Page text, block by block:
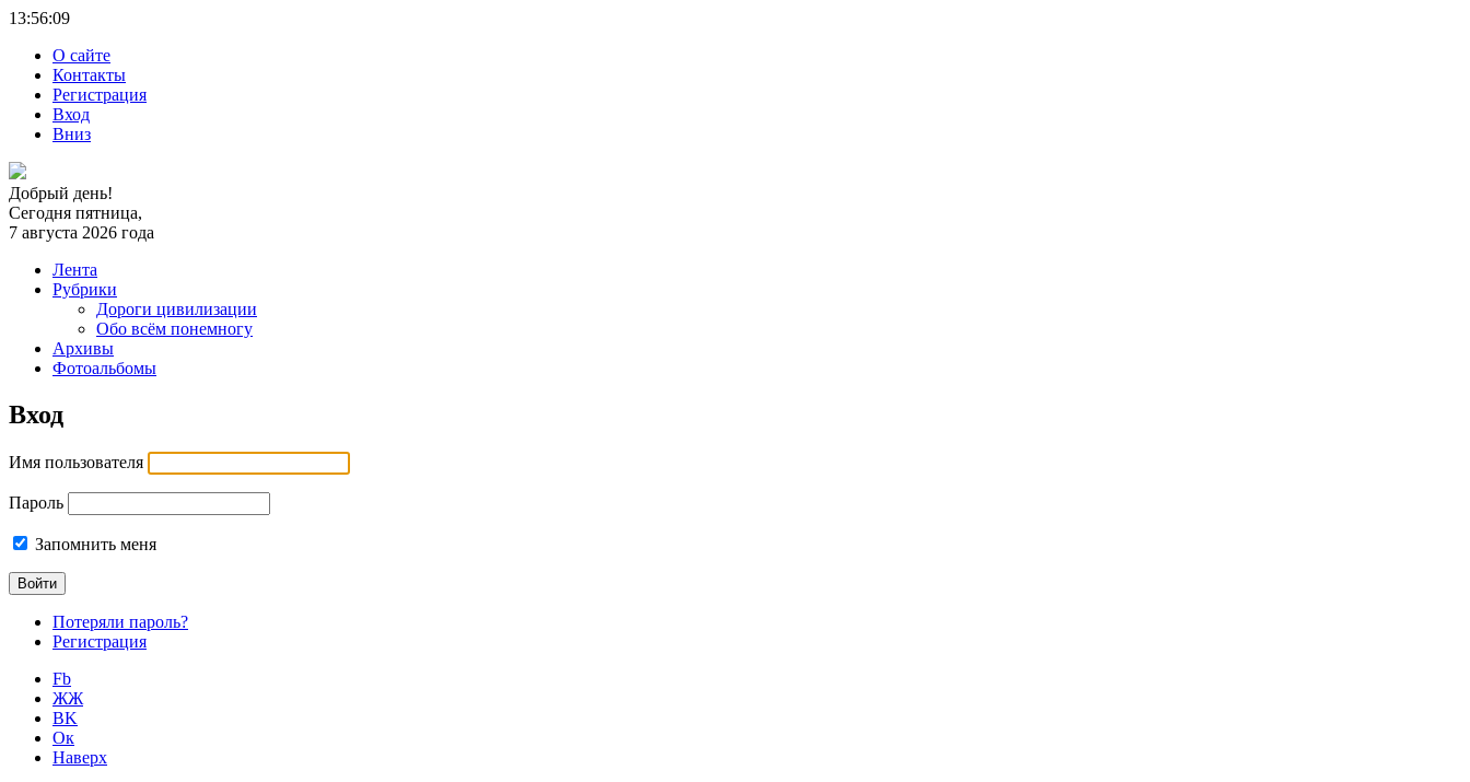
13:56:09
О сайте
Контакты
Регистрация
Вход
Вниз
Добрый день!
Сегодня пятница,
7 августа 2026 года
Лента
Рубрики
Дороги цивилизации
Обо всём понемногу
Архивы
Фотоальбомы
Вход
Имя пользователя
Пароль
Запомнить меня
Потеряли пароль?
Регистрация
Fb
ЖЖ
ВK
Ок
Наверх